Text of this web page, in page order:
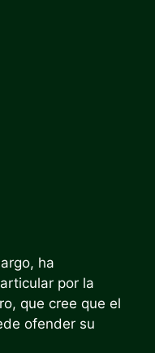
ha
por la
que cree que el
ofender su